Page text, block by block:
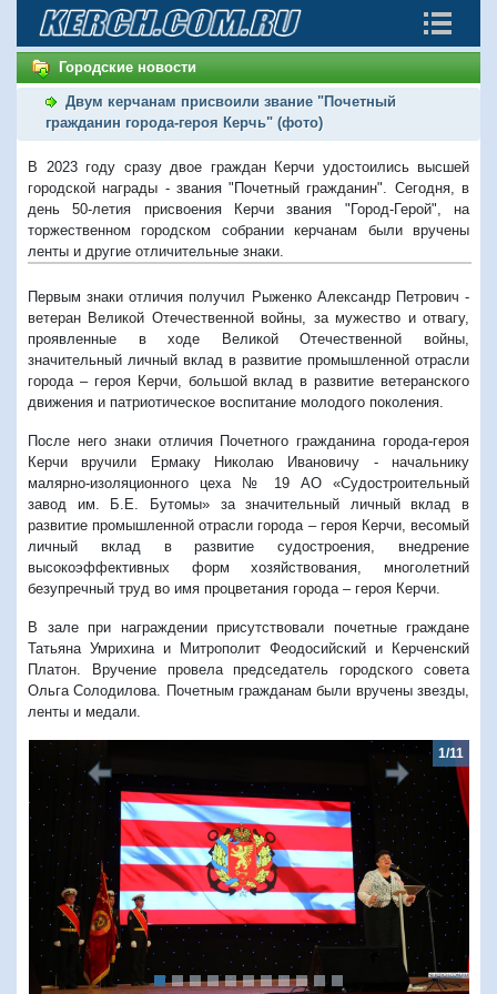
Городские новости
Двум керчанам присвоили звание "Почетный
гражданин города-героя Керчь" (фото)
В 2023 году сразу двое граждан Керчи удостоились высшей
городской награды - звания "Почетный гражданин". Сегодня, в
день 50-летия присвоения Керчи звания "Город-Герой", на
торжественном городском собрании керчанам были вручены
ленты и другие отличительные знаки.
Первым знаки отличия получил Рыженко Александр Петрович -
ветеран Великой Отечественной войны, за мужество и отвагу,
проявленные в ходе Великой Отечественной войны,
значительный личный вклад в развитие промышленной отрасли
города – героя Керчи, большой вклад в развитие ветеранского
движения и патриотическое воспитание молодого поколения.
После него знаки отличия Почетного гражданина города-героя
Керчи вручили Ермаку Николаю Ивановичу - начальнику
малярно-изоляционного цеха № 19 АО «Судостроительный
завод им. Б.Е. Бутомы» за значительный личный вклад в
развитие промышленной отрасли города – героя Керчи, весомый
личный вклад в развитие судостроения, внедрение
высокоэффективных форм хозяйствования, многолетний
безупречный труд во имя процветания города – героя Керчи.
В зале при награждении присутствовали почетные граждане
Татьяна Умрихина и Митрополит Феодосийский и Керченский
Платон. Вручение провела председатель городского совета
Ольга Солодилова. Почетным гражданам были вручены звезды,
ленты и медали.
1/11
Предыдущий